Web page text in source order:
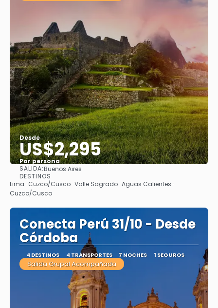
Desde
US$2,295
Por persona
SALIDA:Buenos Aires
DESTINOS
Lima · Cuzco/Cusco · Valle Sagrado · Aguas Calientes ·
Cuzco/Cusco
Conecta Perú 31/10 - Desde
Córdoba
4 DESTINOS 4 TRANSPORTES 7 NOCHES 1 SEGUROS
Salida Grupal Acompañada